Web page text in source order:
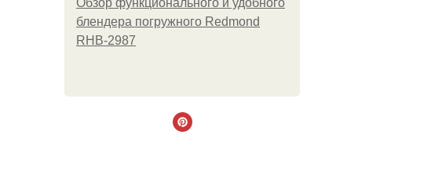
Обзор функционального и удобного
блендера погружного Redmond
RHB-2987